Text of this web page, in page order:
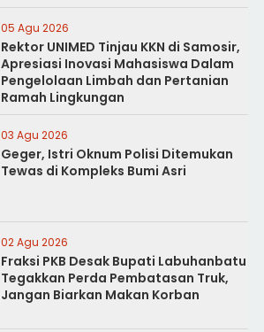
05 Agu 2026
Rektor UNIMED Tinjau KKN di Samosir,
Apresiasi Inovasi Mahasiswa Dalam
Pengelolaan Limbah dan Pertanian
Ramah Lingkungan
03 Agu 2026
Geger, Istri Oknum Polisi Ditemukan
Tewas di Kompleks Bumi Asri
02 Agu 2026
Fraksi PKB Desak Bupati Labuhanbatu
Tegakkan Perda Pembatasan Truk,
Jangan Biarkan Makan Korban